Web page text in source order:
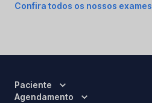
Confira todos os nossos exames
Paciente
Agendamento